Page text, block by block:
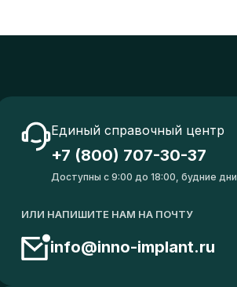
Единый справочный центр
+7 (800) 707-30-37
Доступны с 9:00 до 18:00, будние дни
ИЛИ НАПИШИТЕ НАМ НА ПОЧТУ
info@inno-implant.ru